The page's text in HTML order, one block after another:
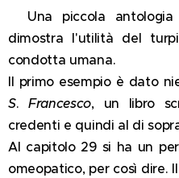
Una piccola
dimostra l'utilità del
condotta umana.
Il primo esempio è dato
S.Francesco, un libro
credenti e quindi al di
Al capitolo 29 si ha un
omeopatico, per così dire.